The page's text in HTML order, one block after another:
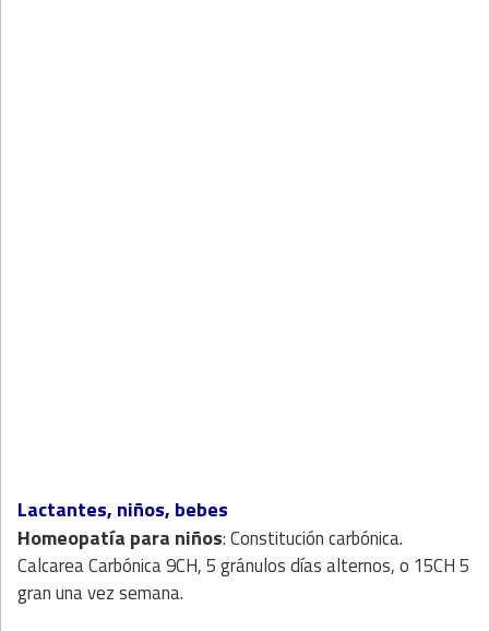
Lactantes, niños, bebes
Homeopatía para niños: Constitución carbónica.
Calcarea Carbónica 9CH, 5 gránulos días alternos, o 15CH 5
gran una vez semana.